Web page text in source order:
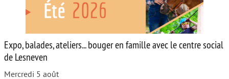
Expo, balades, ateliers... bouger en famille avec le centre social
de Lesneven
Mercredi 5 août